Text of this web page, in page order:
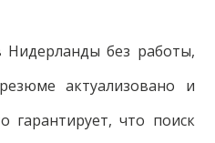
Нидерланды без работы,
актуализовано и
гарантирует, что поиск